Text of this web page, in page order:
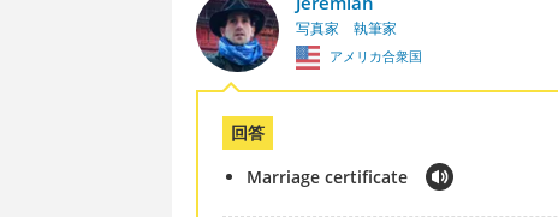
写真家 執筆家
アメリカ合衆国
回答
Marriage certificate